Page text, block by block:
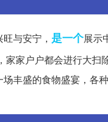
与安宁， 是一个展示
家家户户都会进行大扫
丰盛的食物盛宴，各